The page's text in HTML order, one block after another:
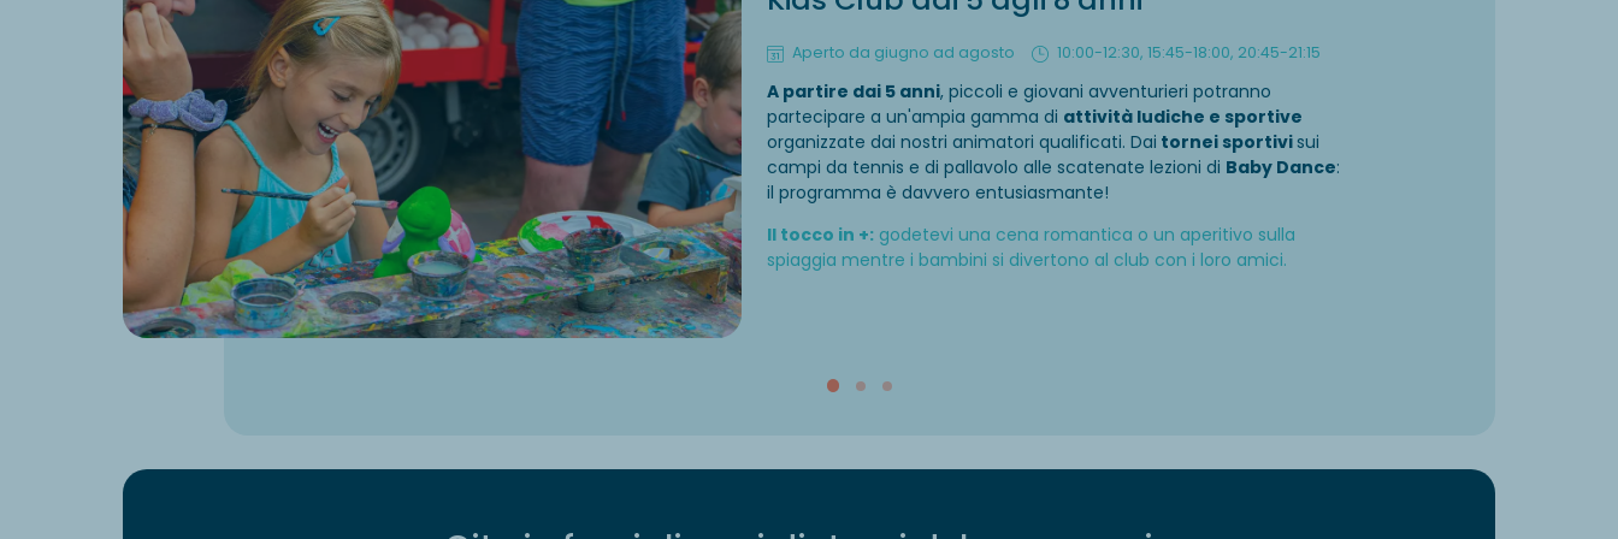
Aperto da giugno ad agosto 10:00-12:30, 15:45-18:00, 20:45-21:15
A partire dai 5 anni, piccoli e giovani avventurieri potranno
partecipare a un'ampia gamma di attività ludiche e sportive
organizzate dai nostri animatori qualificati. Dai tornei sportivisui
campi da tennis e di pallavolo alle scatenate lezioni di Baby Dance:
il programma è davvero entusiasmante!
Il tocco in +: godetevi una cena romantica o un aperitivo sulla
spiaggia mentre i bambini si divertono al club con i loro amici.